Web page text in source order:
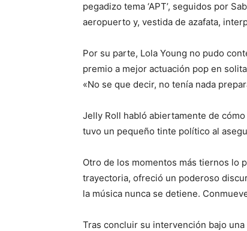
pegadizo tema ‘APT’, seguidos por
aeropuerto y, vestida de azafata,
Por su parte, Lola Young no pudo
premio a mejor actuación pop en
«No se que decir, no tenía nada
Jelly Roll habló abiertamente de
tuvo un pequeño tinte político al
Otro de los momentos más tiernos lo
trayectoria, ofreció un poderoso
la música nunca se detiene.
Tras concluir su intervención bajo